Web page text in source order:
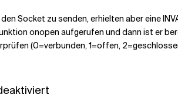
Socket zu senden, erhielten aber eine
onopen aufgerufen und dann ist er
(0=verbunden, 1=offen,